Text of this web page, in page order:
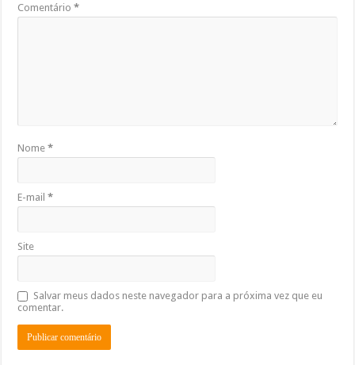
Comentário*
Nome*
E-mail*
Site
Salvar meus dados neste navegador para a próxima vez que eu
comentar.